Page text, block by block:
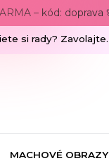
– kód: doprava
si rady? Zavolajte.
MACHOVÉ